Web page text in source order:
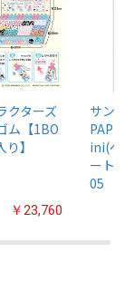
クターズ
ム【1BO
】
￥23,760
サンリ
ini(ペ
ート
05